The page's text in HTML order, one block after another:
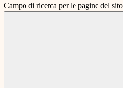
Campo di ricerca per le pagine del sito